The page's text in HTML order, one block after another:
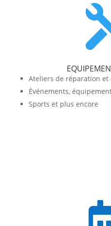
Ateliers de réparation et
Événements,
Sports et plus encore